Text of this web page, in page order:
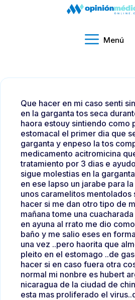
Menú
Que hacer en mi caso senti
en la garganta tos seca
haora estouy sintiendo como
estomacal el primer dia que
garganta y enpeso la tos
medicamento acitromicina
tratamiento por 3 dias e
sigue molestias en la
en ese lapso un jarabe para
unos caramelitos mentolados
hacer si me dan otro tipo de
mañana tome una
en ayuna al rrato me dio
baño y me salio eses en
una vez ..pero haorita que
pleito en el estomago ..de
hacer si en caso fuera otra
normal mi nonbre es hubert
nicaragua de la ciudad de
esta mas proliferado el